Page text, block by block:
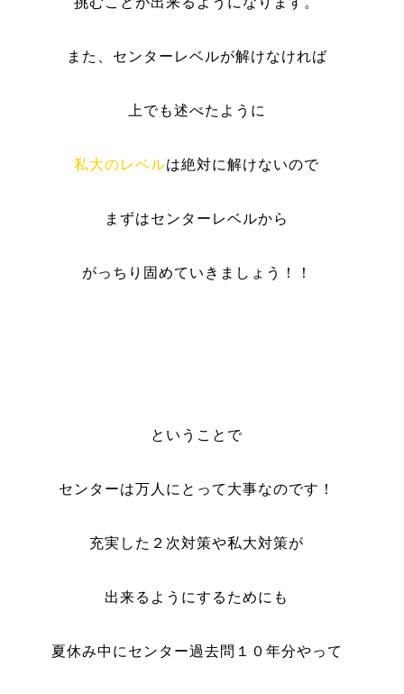
また、センターレベルが解けなければ
上でも述べたように
私大のレベルは絶対に解けないので
まずはセンターレベルから
がっちり固めていきましょう！！
ということで
センターは万人にとって大事なのです！
充実した２次対策や私大対策が
出来るようにするためにも
夏休み中にセンター過去問１０年分やって